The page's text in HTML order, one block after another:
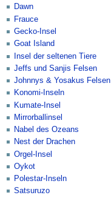
Dawn
Frauce
Gecko-Insel
Goat Island
Insel der seltenen Tiere
Jeffs und Sanjis Felsen
Johnnys & Yosakus Felsen
Konomi-Inseln
Kumate-Insel
Mirrorballinsel
Nabel des Ozeans
Nest der Drachen
Orgel-Insel
Oykot
Polestar-Inseln
Satsuruzo